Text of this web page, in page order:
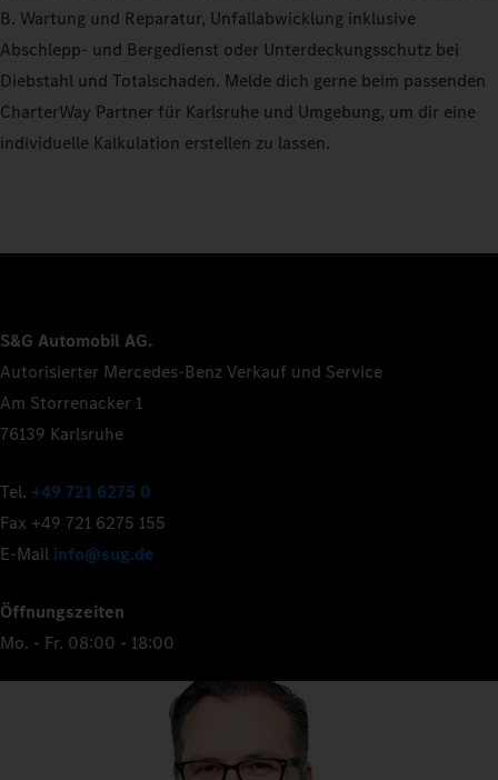
B. Wartung und Reparatur, Unfallabwicklung inklusive
Abschlepp- und Bergedienst oder Unterdeckungsschutz bei
Diebstahl und Totalschaden. Melde dich gerne beim passenden
CharterWay Partner für Karlsruhe und Umgebung, um dir eine
individuelle Kalkulation erstellen zu lassen.
S&G Automobil AG.
Autorisierter Mercedes-Benz Verkauf und Service
Am Storrenacker 1
76139 Karlsruhe
Tel. +49 721 6275 0
Fax +49 721 6275 155
E-Mail info@sug.de
Öffnungszeiten
Mo. - Fr. 08:00 - 18:00